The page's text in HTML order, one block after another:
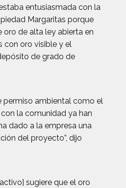
entusiasmada con la
Margaritas porque
oro de alta ley abierta en
con oro visible y el
de grado de
permiso ambiental como el
la comunidad ya han
dado a la empresa una
del proyecto”, dijo
sugiere que el oro